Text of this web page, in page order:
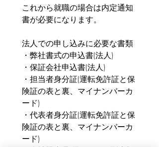
これから就職の場合は内定通知
書が必要になります。
法人での申し込みに必要な書類
・弊社書式の申込書(法人)
・保証会社申込書(法人)
・担当者身分証(運転免許証と保
険証の表と裏、マイナンバーカ
ード)
・代表者身分証(運転免許証と保
険証の表と裏、マイナンバーカ
ード)